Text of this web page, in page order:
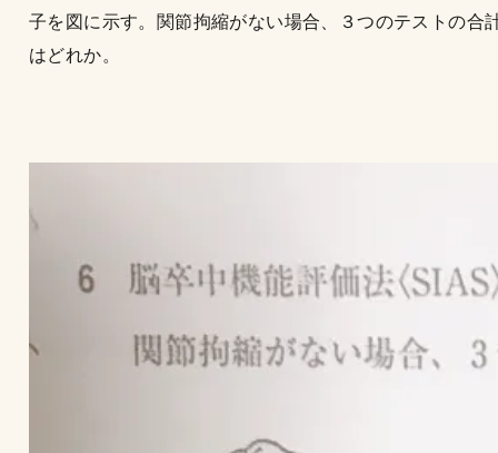
子を図に示す。関節拘縮がない場合、３つのテストの合
はどれか。